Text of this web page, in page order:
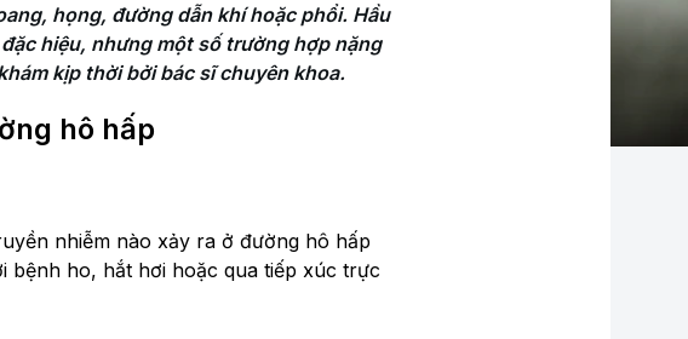
họng, đường dẫn khí hoặc phổi. Hầu
hiệu, nhưng một số trường hợp nặng
kịp thời bởi bác sĩ chuyên khoa.
hô hấp
nhiễm nào xảy ra ở đường hô hấp
bệnh ho, hắt hơi hoặc qua tiếp xúc trực